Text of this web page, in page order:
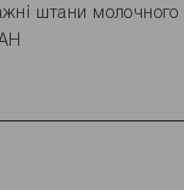
штани молочного